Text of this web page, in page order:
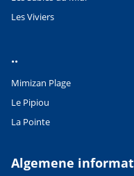
Les Viviers
..
Mimizan Plage
Le Pipiou
La Pointe
Algemene